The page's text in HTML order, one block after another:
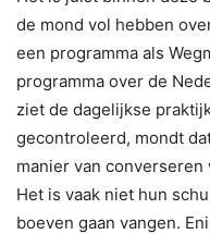
de mond vol hebben
een programma als
programma over de
ziet de dagelijkse
gecontroleerd, mondt
manier van converseren
Het is vaak niet hun
boeven gaan vangen.